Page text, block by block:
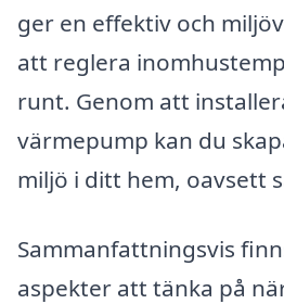
ger en effektiv och
att reglera
runt. Genom att
värmepump kan du
miljö i ditt hem, oavsett
Sammanfattningsvis
aspekter att tänka på